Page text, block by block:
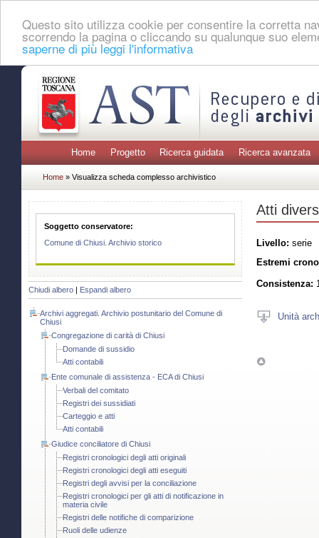
Questo sito utilizza cookie per consentire la corretta
scorrendo la pagina o cliccando su qualunque suo
saperne di più leggi l'informativa
Home Progetto Ricerca guidata Ricerca avanzata
Home » Visualizza scheda complesso archivistico
Soggetto conservatore:
Comune di Chiusi. Archivio storico
Chiudi albero Espandi albero
Archivi aggregati. Archivio postunitario del Comune di
Chiusi
Congregazione di carità di Chiusi
Domande di sussidio
Atti contabili
Ente comunale di assistenza - ECA di Chiusi
Verbali del comitato
Registri dei sussidiati
Carteggio e atti
Atti contabili
Giudice conciliatore di Chiusi
Registri cronologici degli atti originali
Registri cronologici degli atti eseguiti
Registri degli avvisi per la conciliazione
Registri cronologici per gli atti di notificazione in
materia civile
Registri delle notifiche di comparizione
Ruoli delle udienze
Atti
Livello: serie
Estremi
Consistenza:
Unità